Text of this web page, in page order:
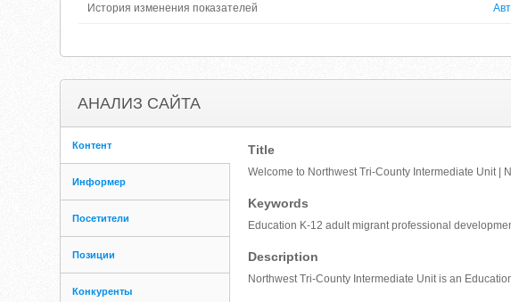
История изменения показателей
АНАЛИЗ САЙТА
Контент
Информер
Посетители
Позиции
Конкуренты
Title
Welcome to Northwest Tri-County Intermediate Unit |
Keywords
Education K-12 adult migrant professional
Description
Northwest Tri-County Intermediate Unit is an